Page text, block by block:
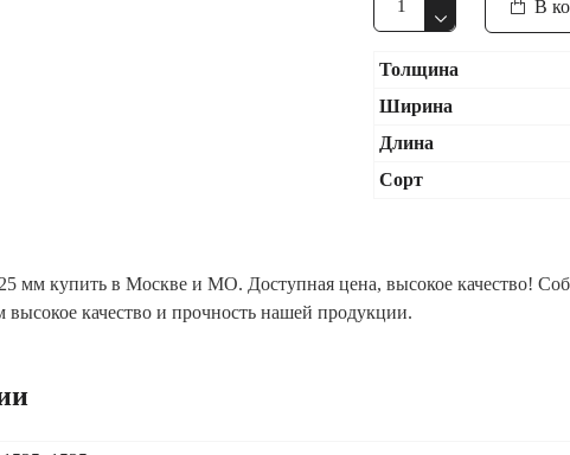
В
Толщина
Ширина
Длина
Сорт
мм купить в Москве и МО. Доступная цена, высокое качество!
качество и прочность нашей продукции.